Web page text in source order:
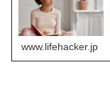
www.lifehacker.jp